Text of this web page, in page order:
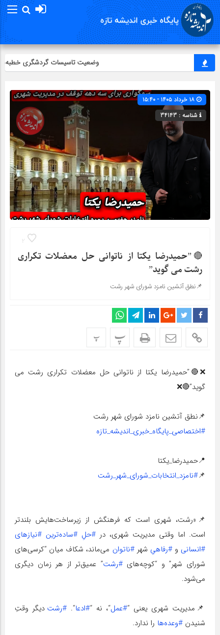
وضعیت تاسیسات گردشگری خطبه‌سرا
شناسه : 34143
2
🔴”حمیدرضا یکتا از ناتوانی حل معضلات تکراری
رشت می گوید”
📌نطق آتشین نامزد شورای شهر رشت
پ پ
❌🔴”حمیدرضا یکتا از ناتوانی حل معضلات تکراری رشت می
گوید”🔴❌
📌نطق آتشین نامزد شورای شهر رشت
#اختصاصی_پایگاه_خبری_اندیشه_تازه
📍حمیدرضا_یکتا
📌#نامزد_انتخابات_شورای_شهر_رشت
📌«رشت، شهری است که فرهنگش از زیرساخت‌هایش بلندتر
است. اما وقتی مدیریت شهری، در #حلِ #ساده‌ترین #نیازهای
#انسانی و#رفاهیِ شهر#ناتوان می‌ماند، شکاف میان “کرسی‌های
شورای شهر” و “کوچه‌های#رشت” عمیق‌تر از هر زمان دیگری
می‌شود.
📌مدیریت شهری یعنی “#عمل“، نه “#ادعا“. #رشت دیگر وقتِ
شنیدن #وعده‌ها را ندارد.